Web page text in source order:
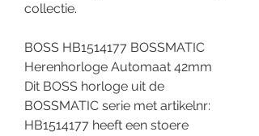
collectie.
BOSS HB1514177 BOSSMATIC
Herenhorloge Automaat 42mm
Dit BOSS horloge uit de
BOSSMATIC serie met artikelnr:
HB1514177 heeft een stoere